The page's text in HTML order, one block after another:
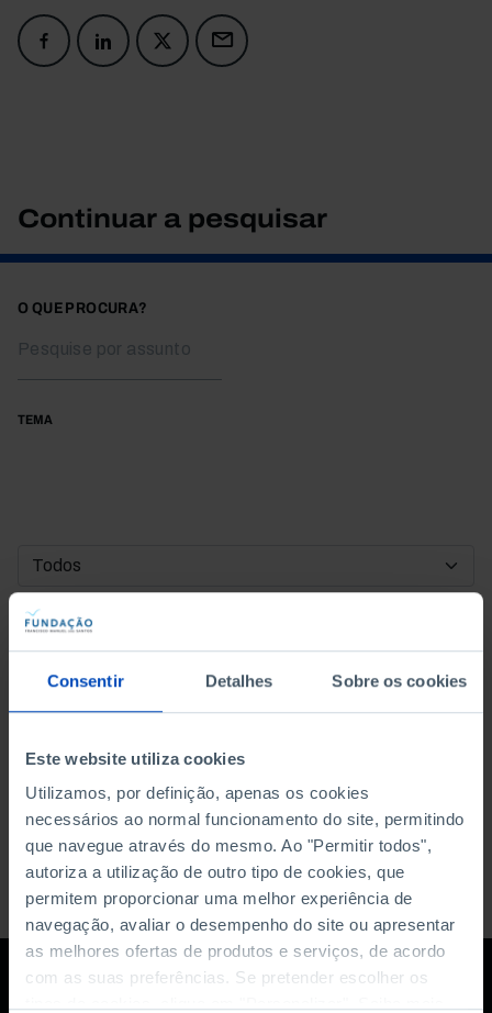
Consentir Detalhes Sobre os cookies
Este website utiliza cookies
Utilizamos, por definição, apenas os cookies
necessários ao normal funcionamento do site, permitindo
que navegue através do mesmo. Ao "Permitir todos",
autoriza a utilização de outro tipo de cookies, que
permitem proporcionar uma melhor experiência de
navegação, avaliar o desempenho do site ou apresentar
as melhores ofertas de produtos e serviços, de acordo
com as suas preferências. Se pretender escolher os
Continuar a pesquisar
O QUE PROCURA?
TEMA
DATA DE INÍCIO
DATA DE FIM